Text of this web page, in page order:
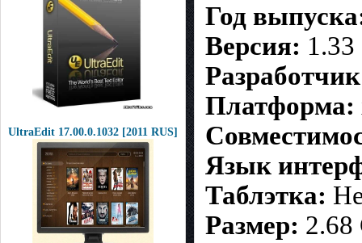
UltraEdit 17.00.0.1032 [2011 RUS]
Год
Версия: 1.33
Платформа:
Язык
Таблэтка:
Размер: 2.68